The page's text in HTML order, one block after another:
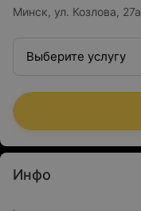
Минск, ул. Козлова, 27а
Выберите услугу
Инфо